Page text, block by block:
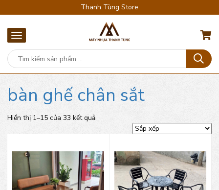
Thanh Tùng Store
bàn ghế chân sắt
Hiển thị 1–15 của 33 kết quả